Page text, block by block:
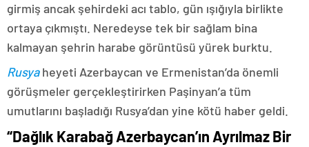
girmiş ancak şehirdeki acı tablo, gün ışığıyla birlikte
ortaya çıkmıştı. Neredeyse tek bir sağlam bina
kalmayan şehrin harabe görüntüsü yürek burktu.
Rusyaheyeti Azerbaycan ve Ermenistan’da önemli
görüşmeler gerçekleştirirken Paşinyan’a tüm
umutlarını başladığı Rusya’dan yine kötü haber geldi.
“Dağlık Karabağ Azerbaycan’ın Ayrılmaz Bir